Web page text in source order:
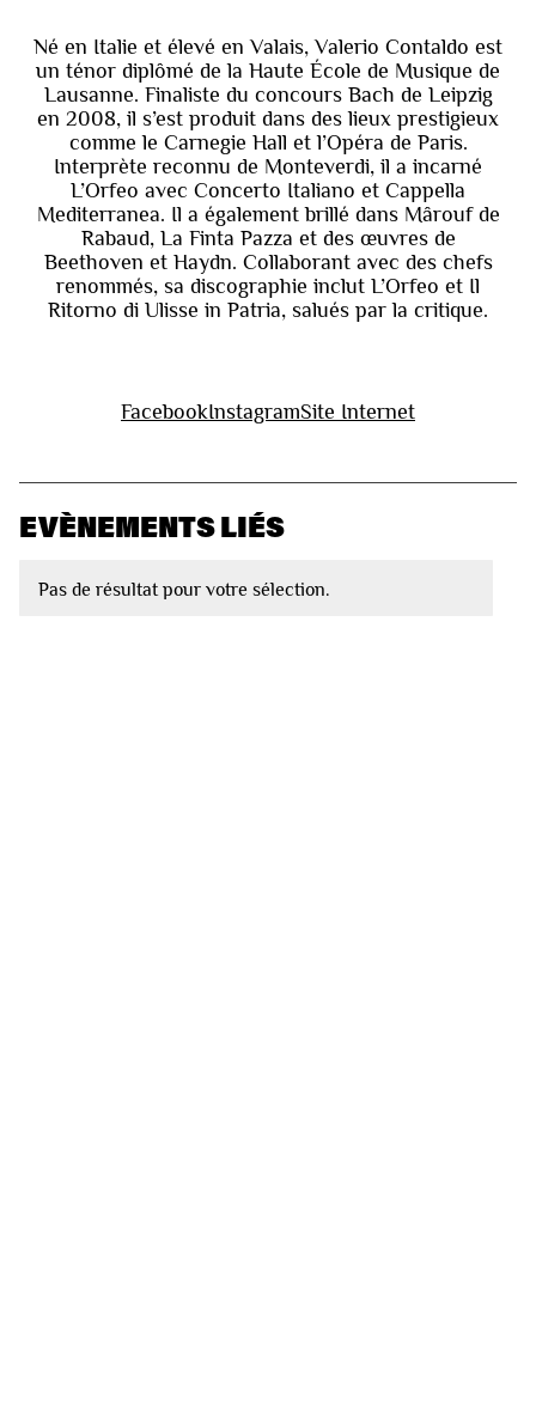
Né en Italie et élevé en Valais, Valerio Contaldo est
un ténor diplômé de la Haute École de Musique de
Lausanne. Finaliste du concours Bach de Leipzig
en 2008, il s’est produit dans des lieux prestigieux
comme le Carnegie Hall et l’Opéra de Paris.
Interprète reconnu de Monteverdi, il a incarné
L’Orfeo avec Concerto Italiano et Cappella
Mediterranea. Il a également brillé dans Mârouf de
Rabaud, La Finta Pazza et des œuvres de
Beethoven et Haydn. Collaborant avec des chefs
renommés, sa discographie inclut L’Orfeo et Il
Ritorno di Ulisse in Patria, salués par la critique.
FacebookInstagramSite Internet
EVÈNEMENTS LIÉS
Pas de résultat pour votre sélection.